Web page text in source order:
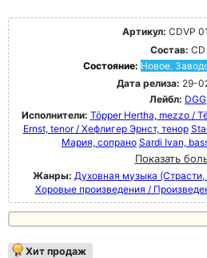
Артикул: CDVP
Состав: CD
Состояние: Новое.
Дата релиза: 29-
Лейбл: DGG
Исполнители: Töpper Hertha, mezzo /
Ernst, tenor / Хефлигер Эрнст, тенор
Мария, сопрано Sardi Ivan,
Показать
Жанры: Духовная музыка
Хоровые произведения /
Хит продаж